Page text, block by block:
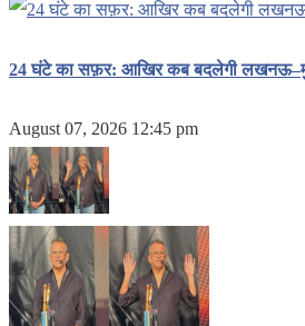
24 घंटे का सफ़र: आखिर कब बदलेगी
August 07, 2026 12:45 pm